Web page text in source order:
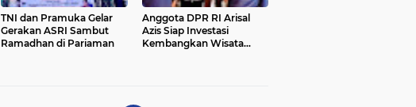
TNI dan Pramuka Gelar
Gerakan ASRI Sambut
Ramadhan di Pariaman
Anggota DPR RI Arisal
Azis Siap Investasi
Kembangkan Wisata